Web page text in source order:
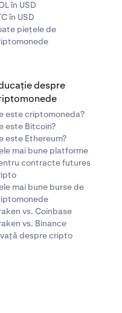
Recompense
automat dorite.
Setări
a-l dezactiva.
gri.
în USD
în USD
piețele de
despre
este criptomoneda?
este Bitcoin?
este Ethereum?
mai bune platforme
contracte futures
mai bune burse de
vs. Coinbase
vs. Binance
despre cripto